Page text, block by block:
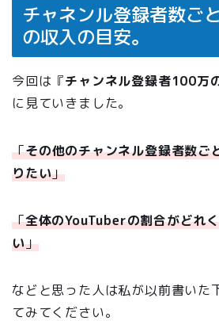
チャネンル登録者数ご
の収入の目安。
今回は『チャンネル登録者100万
に見ていきました。
「その他のチャンネル登録者数ご
りたい」
「全体のYouTuberの割合がどれ
い」
などと思った人は私が以前書いた
てみてください。